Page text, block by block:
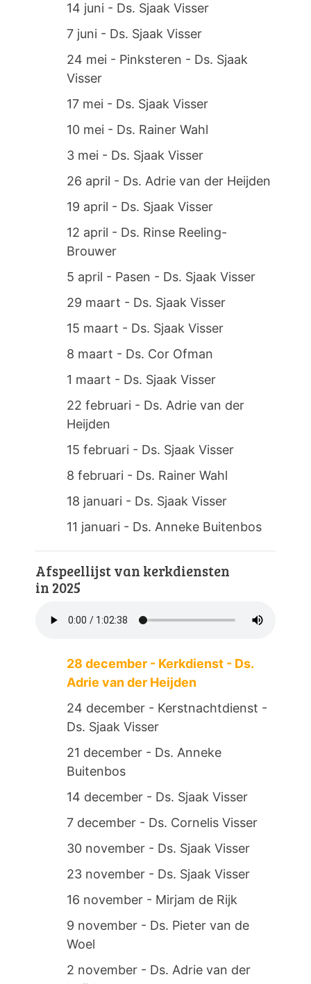
14 juni - Ds. Sjaak Visser
7 juni - Ds. Sjaak Visser
24 mei - Pinksteren - Ds. Sjaak
Visser
17 mei - Ds. Sjaak Visser
10 mei - Ds. Rainer Wahl
3 mei - Ds. Sjaak Visser
26 april - Ds. Adrie van der Heijden
19 april - Ds. Sjaak Visser
12 april - Ds. Rinse Reeling-
Brouwer
5 april - Pasen - Ds. Sjaak Visser
29 maart - Ds. Sjaak Visser
15 maart - Ds. Sjaak Visser
8 maart - Ds. Cor Ofman
1 maart - Ds. Sjaak Visser
22 februari - Ds. Adrie van der
Heijden
15 februari - Ds. Sjaak Visser
8 februari - Ds. Rainer Wahl
18 januari - Ds. Sjaak Visser
11 januari - Ds. Anneke Buitenbos
Afspeellijst van kerkdiensten
in 2025
28 december - Kerkdienst - Ds.
Adrie van der Heijden
24 december - Kerstnachtdienst -
Ds. Sjaak Visser
21 december - Ds. Anneke
Buitenbos
14 december - Ds. Sjaak Visser
7 december - Ds. Cornelis Visser
30 november - Ds. Sjaak Visser
23 november - Ds. Sjaak Visser
16 november - Mirjam de Rijk
9 november - Ds. Pieter van de
Woel
2 november - Ds. Adrie van der